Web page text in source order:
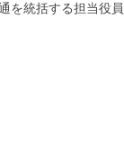
統括する担当役員